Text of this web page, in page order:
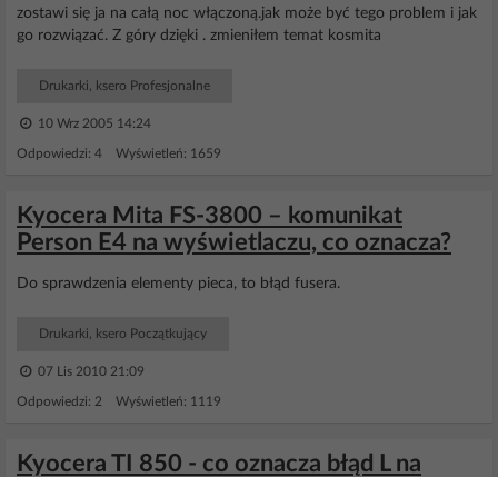
zostawi się ja na całą noc włączoną.jak może być tego problem i jak
go rozwiązać. Z góry dzięki . zmieniłem temat kosmita
Drukarki, ksero Profesjonalne
10 Wrz 2005 14:24
Odpowiedzi: 4 Wyświetleń: 1659
Kyocera Mita FS-3800 – komunikat
Person E4 na wyświetlaczu, co oznacza?
Do sprawdzenia elementy pieca, to błąd fusera.
Drukarki, ksero Początkujący
07 Lis 2010 21:09
Odpowiedzi: 2 Wyświetleń: 1119
Kyocera TI 850 - co oznacza błąd L na